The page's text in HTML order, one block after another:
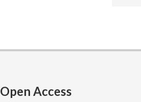
Open Access